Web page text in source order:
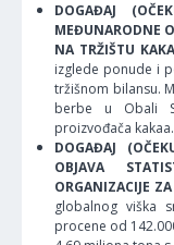
DOGAĐAJ
MEĐUNARODNE
NA TRŽIŠTU
izglede ponude i
tržišnom bilansu.
berbe u Obali
proizvođača kakaa.
DOGAĐAJ
OBJAVA
ORGANIZACIJE
globalnog viška
procene od